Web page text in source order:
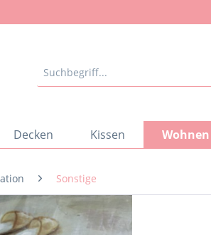
Decken Kissen
Sonstige